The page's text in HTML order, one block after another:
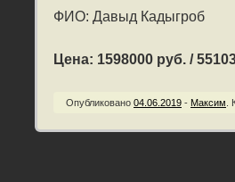
ФИО: Давыд Кадыгроб
Цена: 1598000 руб. /
Опубликовано 04.06.2019 - Максим